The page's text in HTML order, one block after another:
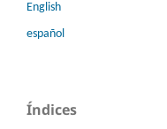
English
español
Índices